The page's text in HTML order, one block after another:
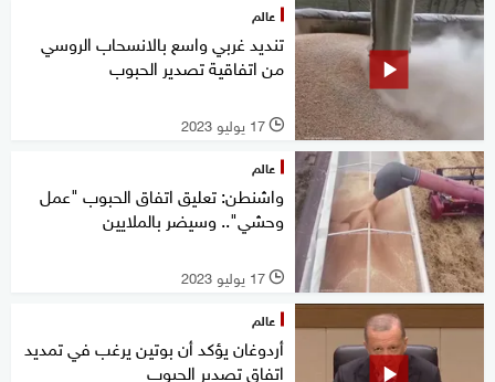
عالم
تنديد غربي واسع بالانسحاب الروسي
من اتفاقية تصدير الحبوب
l 17 يوليو 2023
عالم
واشنطن: تعليق اتفاق الحبوب "عمل
وحشي".. وسيضر بالملايين
l 17 يوليو 2023
عالم
أردوغان يؤكد أن بوتين يرغب في تمديد
اتفاق تصدير الحبوب